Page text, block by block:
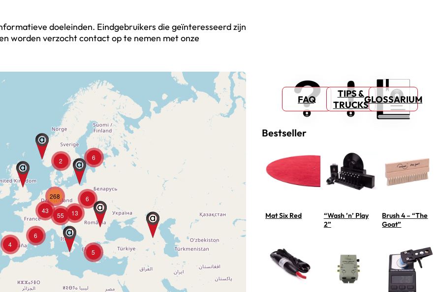
doeleinden. Eindgebruikers die geïnteresseerd zijn
worden verzocht contact op te nemen met onze
6
6
5
2
13
268
4
43
6
55
FAQ
TIPS &
TRUCKSGLOSSARIUM
Bestseller
Mat Six Red
“Wash ’n’ Play
2”
Brush 4 – “The
Goat”